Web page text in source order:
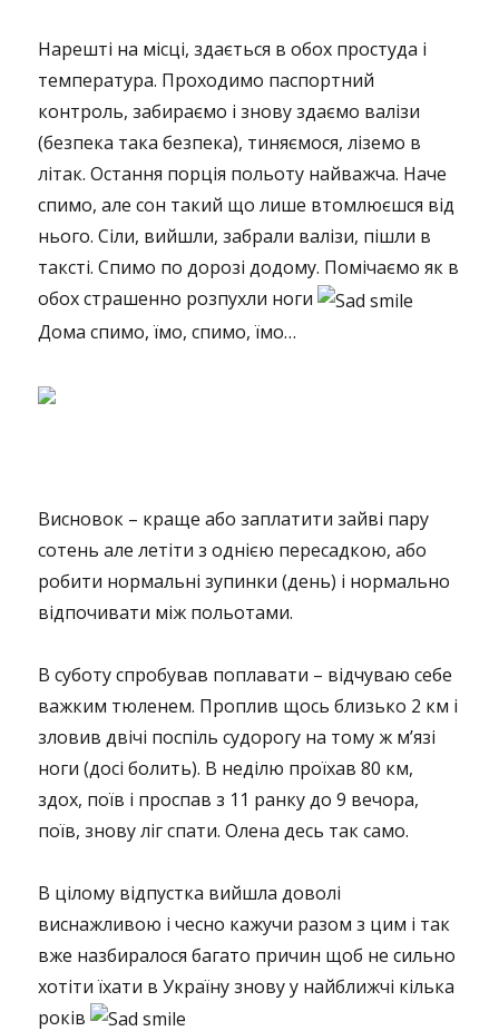
Нарешті на місці, здається в обох простуда і
температура. Проходимо паспортний
контроль, забираємо і знову здаємо валізи
(безпека така безпека), тиняємося, ліземо в
літак. Остання порція польоту найважча. Наче
спимо, але сон такий що лише втомлюєшся від
нього. Сіли, вийшли, забрали валізи, пішли в
таксті. Спимо по дорозі додому. Помічаємо як в
обох страшенно розпухли ноги
Дома спимо, їмо, спимо, їмо…
Висновок – краще або заплатити зайві пару
сотень але летіти з однією пересадкою, або
робити нормальні зупинки (день) і нормально
відпочивати між польотами.
В суботу спробував поплавати – відчуваю себе
важким тюленем. Проплив щось близько 2 км і
зловив двічі поспіль судорогу на тому ж м’язі
ноги (досі болить). В неділю проїхав 80 км,
здох, поїв і проспав з 11 ранку до 9 вечора,
поїв, знову ліг спати. Олена десь так само.
В цілому відпустка вийшла доволі
виснажливою і чесно кажучи разом з цим і так
вже назбиралося багато причин щоб не сильно
хотіти їхати в Україну знову у найближчі кілька
років